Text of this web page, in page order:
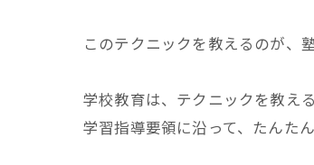
このテクニックを教えるのが、
学校教育は、テクニックを教え
学習指導要領に沿って、たんた